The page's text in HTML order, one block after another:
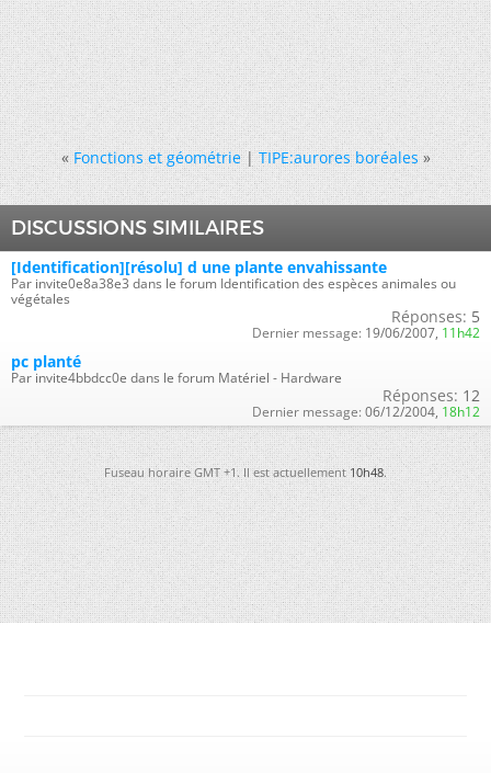
« Fonctions et géométrie|TIPE:aurores boréales »
DISCUSSIONS SIMILAIRES
[Identification][résolu] d une plante envahissante
Par invite0e8a38e3 dans le forum Identification des espèces animales ou
végétales
Réponses: 5
Dernier message: 19/06/2007, 11h42
pc planté
Par invite4bbdcc0e dans le forum Matériel - Hardware
Réponses: 12
Dernier message: 06/12/2004, 18h12
Fuseau horaire GMT +1. Il est actuellement10h48.